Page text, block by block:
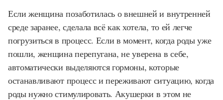
Если женщина позаботилась о внешней и внутренней
среде заранее, сделала всё как хотела, то ей легче
погрузиться в процесс. Если в момент, когда роды уже
пошли, женщина перепугана, не уверена в себе,
автоматически выделяются гормоны, которые
останавливают процесс и переживают ситуацию, когда
роды нужно стимулировать. Акушерки в этом не